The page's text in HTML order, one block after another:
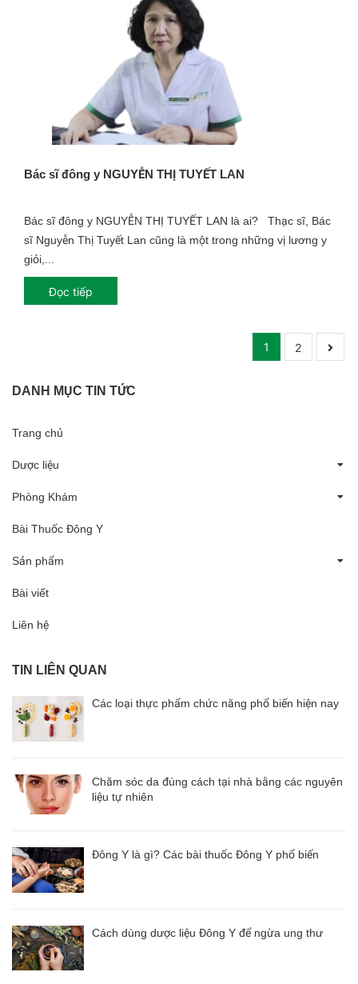
Bác sĩ đông y NGUYỄN THỊ TUYẾT LAN
Bác sĩ đông y NGUYỄN THỊ TUYẾT LAN là ai? Thạc sĩ, Bác
sĩ Nguyễn Thị Tuyết Lan cũng là một trong những vị lương y
giỏi,...
Đọc tiếp
1 2
DANH MỤC TIN TỨC
Trang chủ
Dược liệu
Phòng Khám
Bài Thuốc Đông Y
Sản phẩm
Bài viết
Liên hệ
TIN LIÊN QUAN
Các loại thực phẩm chức năng phổ biến hiện nay
Chăm sóc da đúng cách tại nhà bằng các nguyên
liệu tự nhiên
Đông Y là gì? Các bài thuốc Đông Y phổ biến
Cách dùng dược liệu Đông Y để ngừa ung thư